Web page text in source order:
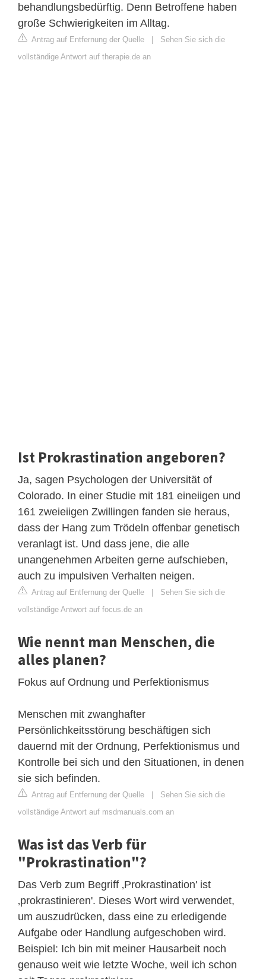
behandlungsbedürftig. Denn Betroffene haben
große Schwierigkeiten im Alltag.
Antrag auf Entfernung der Quelle | Sehen Sie sich die
vollständige Antwort auf therapie.de an
Ist Prokrastination angeboren?
Ja, sagen Psychologen der Universität of
Colorado. In einer Studie mit 181 eineiigen und
161 zweieiigen Zwillingen fanden sie heraus,
dass der Hang zum Trödeln offenbar genetisch
veranlagt ist. Und dass jene, die alle
unangenehmen Arbeiten gerne aufschieben,
auch zu impulsiven Verhalten neigen.
Antrag auf Entfernung der Quelle | Sehen Sie sich die
vollständige Antwort auf focus.de an
Wie nennt man Menschen, die
alles planen?
Fokus auf Ordnung und Perfektionismus
Menschen mit zwanghafter
Persönlichkeitsstörung beschäftigen sich
dauernd mit der Ordnung, Perfektionismus und
Kontrolle bei sich und den Situationen, in denen
sie sich befinden.
Antrag auf Entfernung der Quelle | Sehen Sie sich die
vollständige Antwort auf msdmanuals.com an
Was ist das Verb für
"Prokrastination"?
Das Verb zum Begriff ‚Prokrastination' ist
‚prokrastinieren'. Dieses Wort wird verwendet,
um auszudrücken, dass eine zu erledigende
Aufgabe oder Handlung aufgeschoben wird.
Beispiel: Ich bin mit meiner Hausarbeit noch
genauso weit wie letzte Woche, weil ich schon